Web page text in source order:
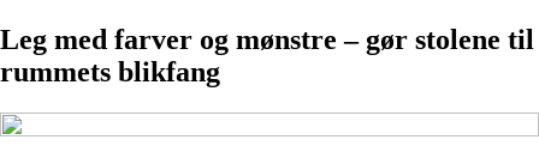
Leg med farver og mønstre – gør stolene til
rummets blikfang